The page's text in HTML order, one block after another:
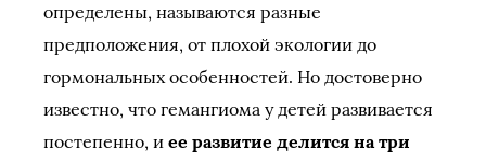
определены, называются разные
предположения, от плохой экологии до
гормональных особенностей. Но достоверно
известно, что гемангиома у детей развивается
постепенно, и ее развитие делится на три